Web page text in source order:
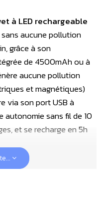
à LED rechargeable
aucune pollution
grâce à son
de 4500mAh ou à
aucune pollution
et magnétiques)
via son port USB à
autonomie sans fil de 10
et se recharge en 5h
mise à la terre